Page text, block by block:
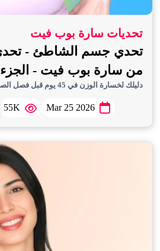
تحديات سارة بوب فيت
من سارة بوب فيت - الجزء
دليلك لخسارة الوزن في 45 يوم قبل فصل الصيف
Mar 25 2026
55K